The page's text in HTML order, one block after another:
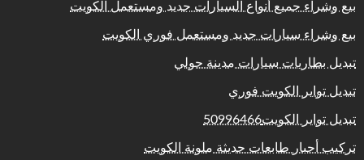
بيع وشراء جميع أنواع السيارات جديد ومستعمل الكويت
بيع وشراء سيارات جديد ومستعمل فوري الكويت
تبديل بطاريات سيارات مدينة حولي
تبديل تواير الكويت فوري
تبديل تواير الكويت50996466
تركيب أحبار طابعات حديثة ملونة الكويت